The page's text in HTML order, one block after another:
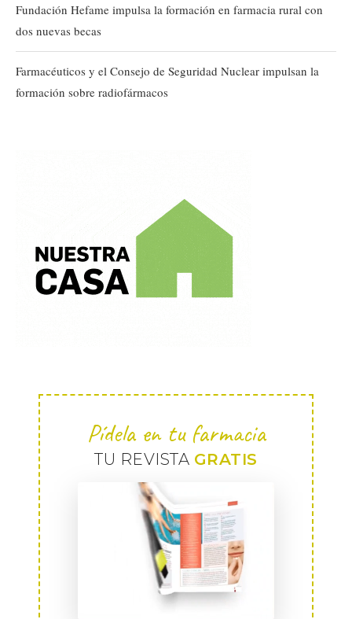
Fundación Hefame impulsa la formación en farmacia rural con
dos nuevas becas
Farmacéuticos y el Consejo de Seguridad Nuclear impulsan la
formación sobre radiofármacos
Pídela en tu farmacia
TU REVISTA GRATIS